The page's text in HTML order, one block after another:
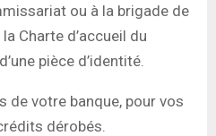
ou à la brigade de
Charte d’accueil du
pièce d’identité.
de votre banque, pour vos
dérobés.